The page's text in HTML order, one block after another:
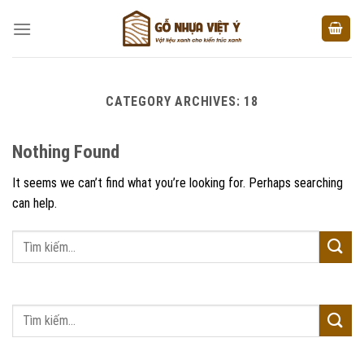
CATEGORY ARCHIVES: 18
Nothing Found
It seems we can’t find what you’re looking for. Perhaps searching
can help.